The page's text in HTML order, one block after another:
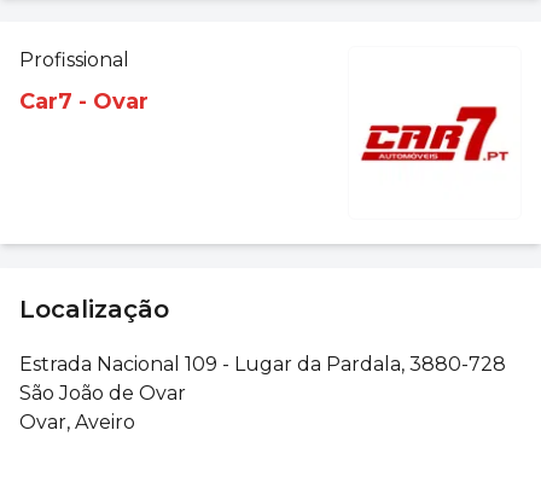
Profissional
Car7 - Ovar
Localização
Estrada Nacional 109 - Lugar da Pardala, 3880-728
São João de Ovar
Ovar, Aveiro